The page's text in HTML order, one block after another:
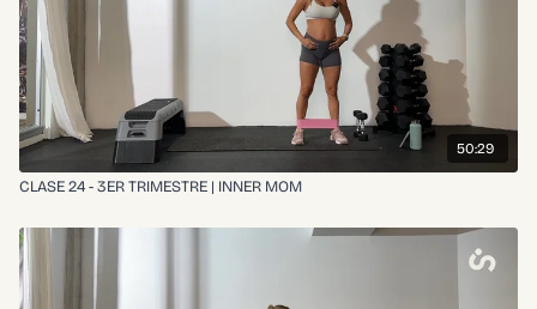
50:29
CLASE 24 - 3ER TRIMESTRE | INNER MOM